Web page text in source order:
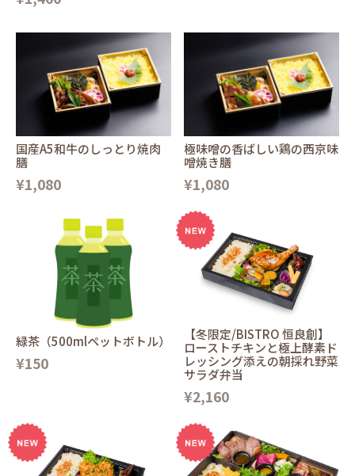
国産A5和牛のしっとり焼肉
膳
¥1,080
極味噌の香ばしい鶏の西京味
噌焼き膳
¥1,080
緑茶（500mlペットボトル）
¥150
【冬限定/BISTRO 恒良創】
ローストチキンと極上酵素ド
レッシング添えの朝採れ野菜
サラダ弁当
¥2,160